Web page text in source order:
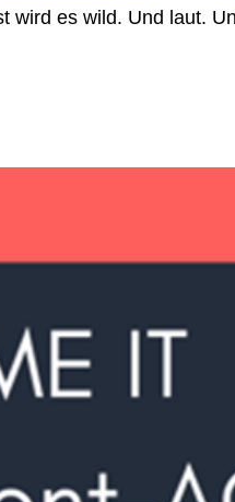
wird es wild. Und laut.